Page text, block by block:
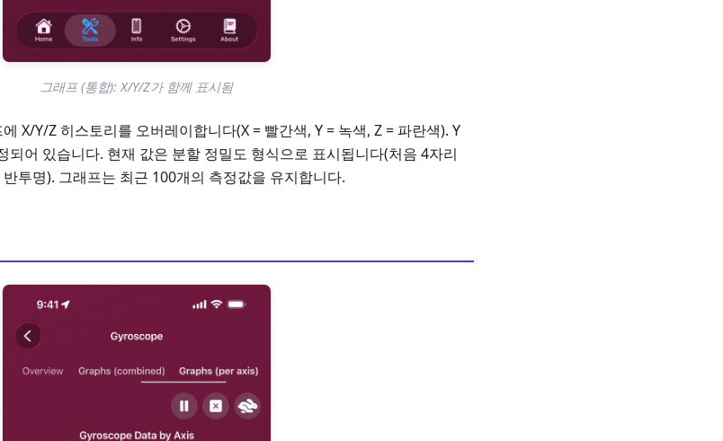
그래프 (통합): X/Y/Z가 함께 표시됨
X/Y/Z 히스토리를 오버레이합니다(X = 빨간색, Y = 녹색, Z = 파란색). Y
어 있습니다. 현재 값은 분할 정밀도 형식으로 표시됩니다(처음 4자리
투명). 그래프는 최근 100개의 측정값을 유지합니다.